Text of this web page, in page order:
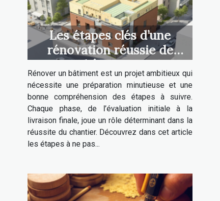
Les étapes clés d’une
rénovation réussie de
bâtiment
Rénover un bâtiment est un projet ambitieux qui
nécessite une préparation minutieuse et une
bonne compréhension des étapes à suivre.
Chaque phase, de l’évaluation initiale à la
livraison finale, joue un rôle déterminant dans la
réussite du chantier. Découvrez dans cet article
les étapes à ne pas...